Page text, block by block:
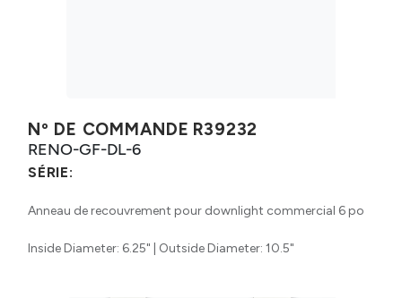
Nº DE COMMANDE R39232
RENO-GF-DL-6
SÉRIE:
Anneau de recouvrement pour downlight commercial 6 po
Inside Diameter: 6.25" | Outside Diameter: 10.5"